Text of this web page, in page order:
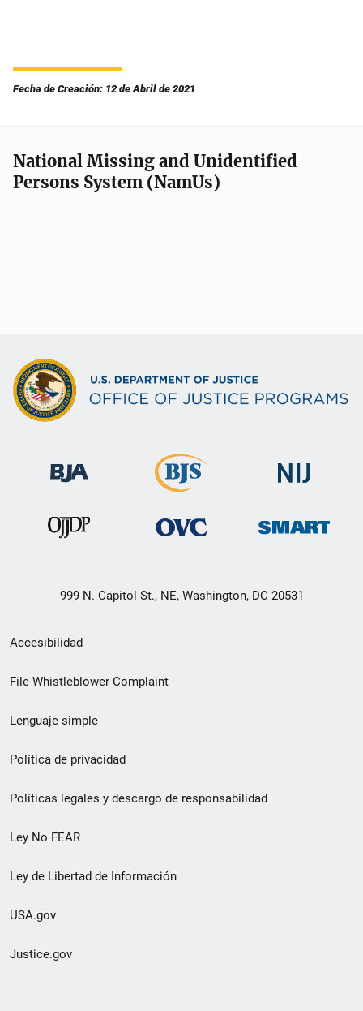
Fecha de Creación: 12 de Abril de 2021
National Missing and Unidentified
Persons System (NamUs)
999 N. Capitol St., NE, Washington, DC 20531
Menú
de
de
pie
de
página
Accesibilidad
File Whistleblower Complaint
Lenguaje simple
Política de privacidad
Políticas legales y descargo de responsabilidad
Ley No FEAR
Ley de Libertad de Información
USA.gov
Justice.gov